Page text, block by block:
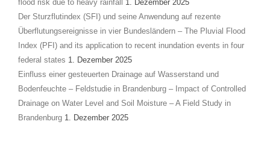
flood risk due to heavy rainfall
1. Dezember 2025
Der Sturzflutindex (SFI) und seine Anwendung auf rezente
Überflutungsereignisse in vier Bundesländern – The Pluvial Flood
Index (PFI) and its application to recent inundation events in four
federal states 1. Dezember 2025
Einfluss einer gesteuerten Drainage auf Wasserstand und
Bodenfeuchte – Feldstudie in Brandenburg – Impact of Controlled
Drainage on Water Level and Soil Moisture – A Field Study in
Brandenburg 1. Dezember 2025